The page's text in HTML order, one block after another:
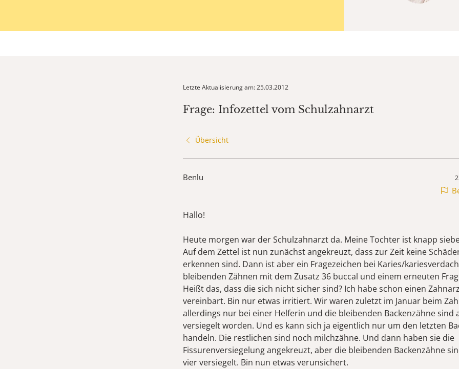
Letzte Aktualisierung am: 25.03.2012
Frage: Infozettel vom Schulzahnarzt
Übersicht
Benlu
Hallo!
Heute morgen war der Schulzahnarzt da. Meine Tochter ist knapp
Auf dem Zettel ist nun zunächst angekreuzt, dass zur Zeit keine
erkennen sind. Dann ist aber ein Fragezeichen bei Karies/
bleibenden Zähnen mit dem Zusatz 36 buccal und einem erneuten
Heißt das, dass die sich nicht sicher sind? Ich habe schon einen
vereinbart. Bin nur etwas irritiert. Wir waren zuletzt im Januar beim
allerdings nur bei einer Helferin und die bleibenden Backenzähne sind
versiegelt worden. Und es kann sich ja eigentlich nur um den letzten
handeln. Die restlichen sind noch milchzähne. Und dann haben sie die
Fissurenversiegelung angekreuzt, aber die bleibenden Backenzähne
vier versiegelt. Bin nun etwas verunsichert.